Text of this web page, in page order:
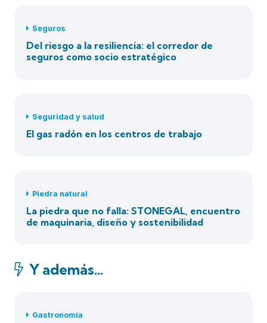
Seguros
Del riesgo a la resiliencia: el corredor de
seguros como socio estratégico
Seguridad y salud
El gas radón en los centros de trabajo
Piedra natural
La piedra que no falla: STONEGAL, encuentro
de maquinaria, diseño y sostenibilidad
Y además…
Gastronomía